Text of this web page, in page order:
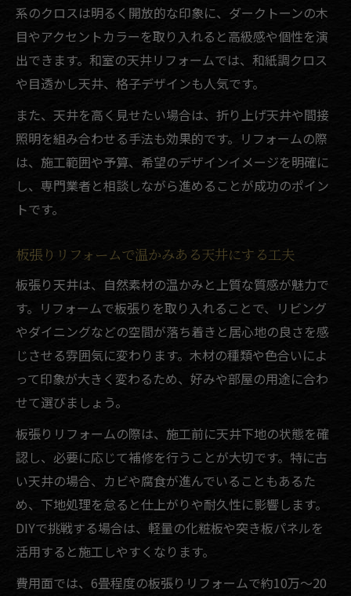
系のクロスは明るく開放的な印象に、ダークトーンの木
目やアクセントカラーを取り入れると高級感や個性を演
出できます。和室の天井リフォームでは、和紙調クロス
や目透かし天井、格子デザインも人気です。
また、天井を高く見せたい場合は、折り上げ天井や間接
照明を組み合わせる手法も効果的です。リフォームの際
は、施工範囲や予算、希望のデザインイメージを明確に
し、専門業者と相談しながら進めることが成功のポイン
トです。
板張りリフォームで温かみある天井にする工夫
板張り天井は、自然素材の温かみと上質な質感が魅力で
す。リフォームで板張りを取り入れることで、リビング
やダイニングなどの空間が落ち着きと居心地の良さを感
じさせる雰囲気に変わります。木材の種類や色合いによ
って印象が大きく変わるため、好みや部屋の用途に合わ
せて選びましょう。
板張りリフォームの際は、施工前に天井下地の状態を確
認し、必要に応じて補修を行うことが大切です。特に古
い天井の場合、カビや腐食が進んでいることもあるた
め、下地処理を怠ると仕上がりや耐久性に影響します。
DIYで挑戦する場合は、軽量の化粧板や突き板パネルを
活用すると施工しやすくなります。
費用面では、6畳程度の板張りリフォームで約10万～20